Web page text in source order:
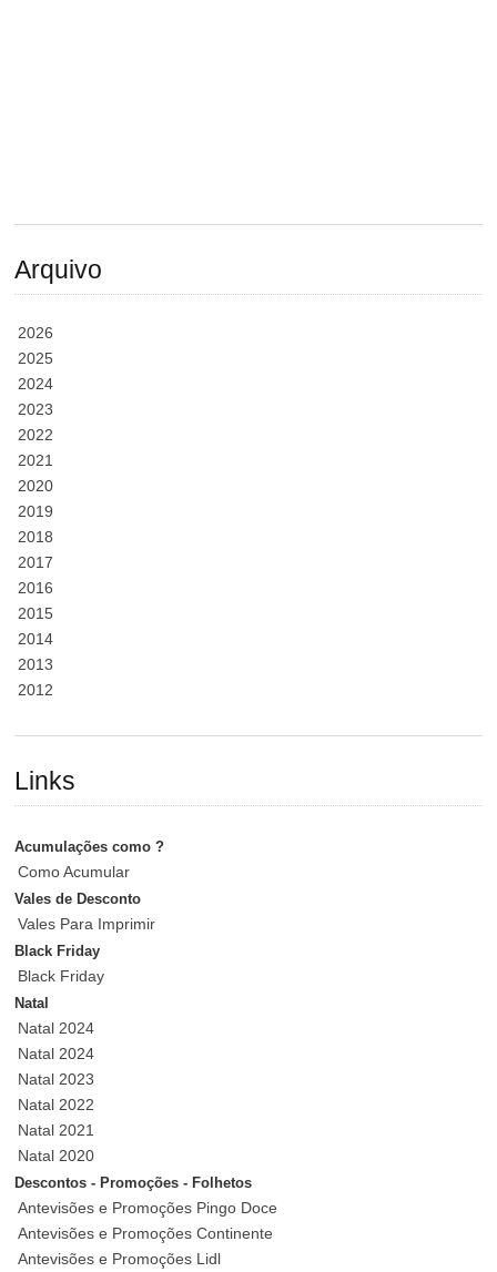
Arquivo
2026
2025
2024
2023
2022
2021
2020
2019
2018
2017
2016
2015
2014
2013
2012
Links
Acumulações como ?
Como Acumular
Vales de Desconto
Vales Para Imprimir
Black Friday
Black Friday
Natal
Natal 2024
Natal 2024
Natal 2023
Natal 2022
Natal 2021
Natal 2020
Descontos - Promoções - Folhetos
Antevisões e Promoções Pingo Doce
Antevisões e Promoções Continente
Antevisões e Promoções Lidl